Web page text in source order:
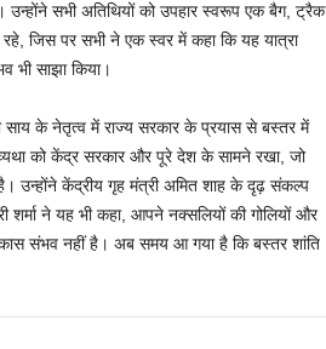
सभी अतिथियों को उपहार स्वरूप एक बैग, ट्रैक
जिस पर सभी ने एक स्वर में कहा कि यह यात्रा
भी साझा किया।
के नेतृत्व में राज्य सरकार के प्रयास से बस्तर में
व्यथा को केंद्र सरकार और पूरे देश के सामने रखा, जो
उन्होंने केंद्रीय गृह मंत्री अमित शाह के दृढ़ संकल्प
ने यह भी कहा, आपने नक्सलियों की गोलियों और
संभव नहीं है। अब समय आ गया है कि बस्तर शांति